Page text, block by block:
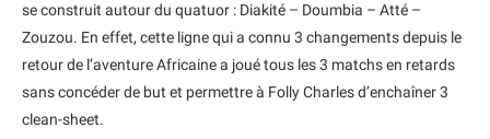
se construit autour du quatuor : Diakité – Doumbia – Atté –
Zouzou. En effet, cette ligne qui a connu 3 changements depuis le
retour de l’aventure Africaine a joué tous les 3 matchs en retards
sans concéder de but et permettre à Folly Charles d’enchaîner 3
clean-sheet.